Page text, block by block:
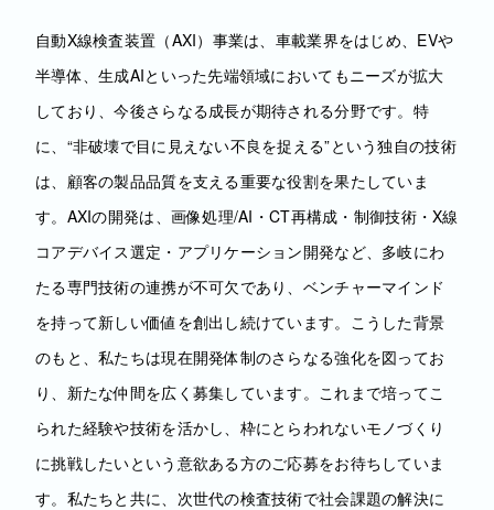
自動X線検査装置（AXI）事業は、車載業界をはじめ、EVや
半導体、生成AIといった先端領域においてもニーズが拡大
しており、今後さらなる成長が期待される分野です。特
に、“非破壊で目に見えない不良を捉える”という独自の技術
は、顧客の製品品質を支える重要な役割を果たしていま
す。AXIの開発は、画像処理/AI・CT再構成・制御技術・X線
コアデバイス選定・アプリケーション開発など、多岐にわ
たる専門技術の連携が不可欠であり、ベンチャーマインド
を持って新しい価値を創出し続けています。こうした背景
のもと、私たちは現在開発体制のさらなる強化を図ってお
り、新たな仲間を広く募集しています。これまで培ってこ
られた経験や技術を活かし、枠にとらわれないモノづくり
に挑戦したいという意欲ある方のご応募をお待ちしていま
す。私たちと共に、次世代の検査技術で社会課題の解決に